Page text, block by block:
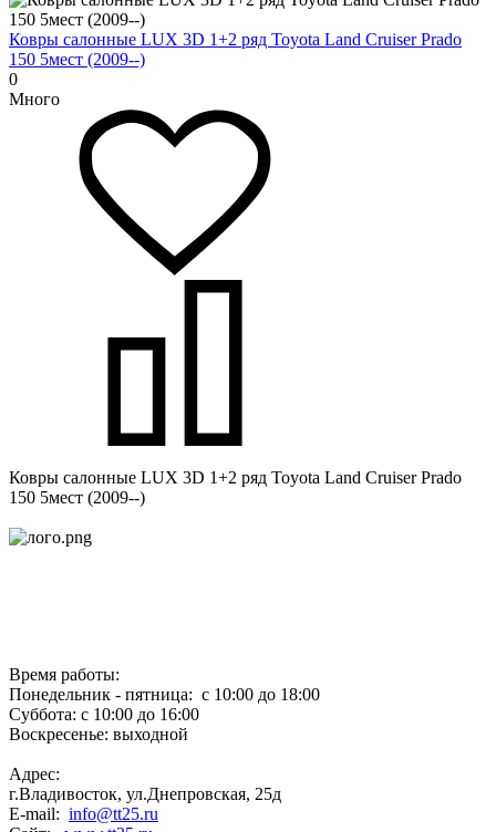
Ковры салонные LUX 3D 1+2 ряд Toyota Land Cruiser Prado
150 5мест (2009--)
0
Много
Ковры салонные LUX 3D 1+2 ряд Toyota Land Cruiser Prado
150 5мест (2009--)
Время работы:
Понедельник - пятница: с 10:00 до 18:00
Суббота: с 10:00 до 16:00
Воскресенье: выходной
Адрес:
г.Владивосток, ул.Днепровская, 25д
E-mail: info@tt25.ru